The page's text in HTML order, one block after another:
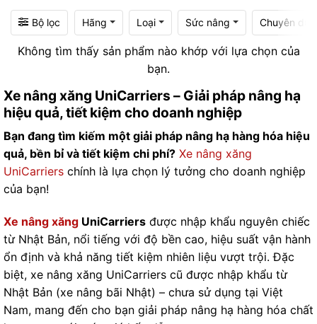
Bộ lọc Hãng Loại Sức nâng Chuyên
Không tìm thấy sản phẩm nào khớp với lựa chọn của
bạn.
Xe nâng xăng UniCarriers – Giải pháp nâng hạ
hiệu quả, tiết kiệm cho doanh nghiệp
Bạn đang tìm kiếm một giải pháp nâng hạ hàng hóa hiệu
quả, bền bỉ và tiết kiệm chi phí? Xe nâng xăng
UniCarriers chính là lựa chọn lý tưởng cho doanh nghiệp
của bạn!
Xe nâng xăng UniCarriers được nhập khẩu nguyên chiếc
từ Nhật Bản, nổi tiếng với độ bền cao, hiệu suất vận hành
ổn định và khả năng tiết kiệm nhiên liệu vượt trội. Đặc
biệt, xe nâng xăng UniCarriers cũ được nhập khẩu từ
Nhật Bản (xe nâng bãi Nhật) – chưa sử dụng tại Việt
Nam, mang đến cho bạn giải pháp nâng hạ hàng hóa chất